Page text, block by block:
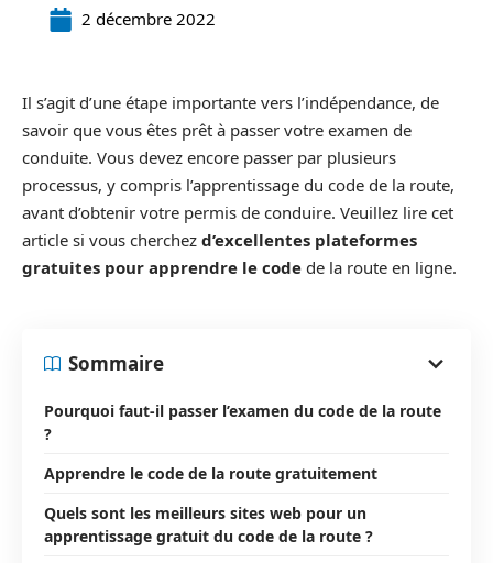
2 décembre 2022
Il s’agit d’une étape importante vers l’indépendance, de
savoir que vous êtes prêt à passer votre examen de
conduite. Vous devez encore passer par plusieurs
processus, y compris l’apprentissage du code de la route,
avant d’obtenir votre permis de conduire. Veuillez lire cet
article si vous cherchez d’excellentes plateformes
gratuites pour apprendre le code de la route en ligne.
Sommaire
Pourquoi faut-il passer l’examen du code de la route
?
Apprendre le code de la route gratuitement
Quels sont les meilleurs sites web pour un
apprentissage gratuit du code de la route ?